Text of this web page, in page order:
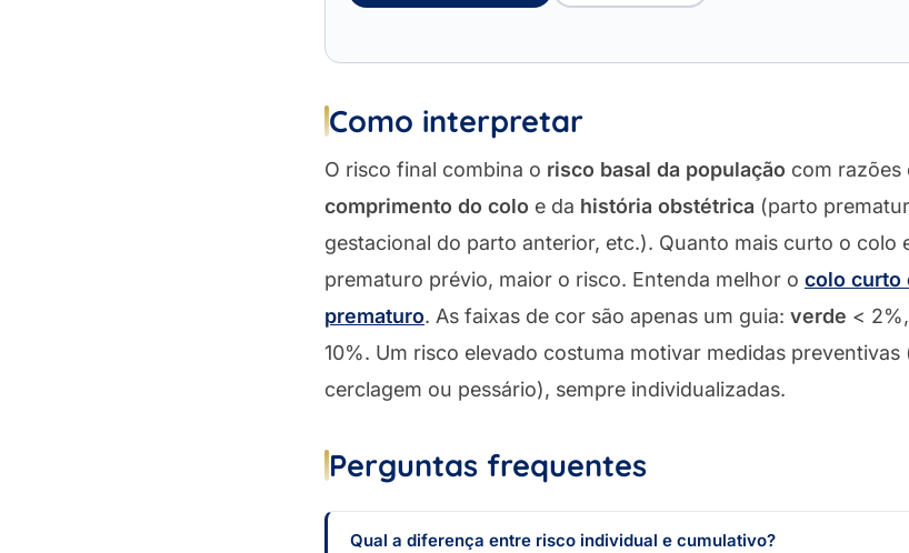
Como interpretar
O risco final combina o risco basal da população com razões
comprimento do colo e da história obstétrica (parto
gestacional do parto anterior, etc.). Quanto mais curto o colo
prematuro prévio, maior o risco. Entenda melhor o colo curto
prematuro. As faixas de cor são apenas um guia: verde < 2%,
10%. Um risco elevado costuma motivar medidas
cerclagem ou pessário), sempre individualizadas.
Perguntas frequentes
Qual a diferença entre risco individual e cumulativo?